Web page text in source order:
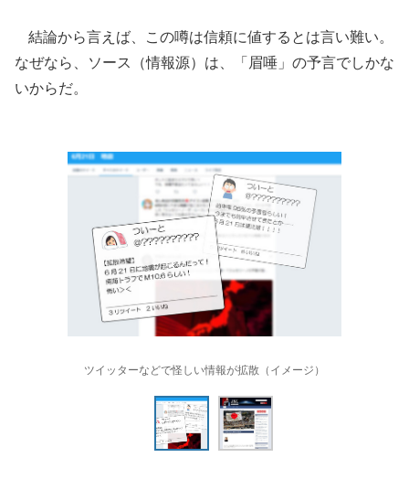
結論から言えば、この噂は信頼に値するとは言い難い。
なぜなら、ソース（情報源）は、「眉唾」の予言でしかな
いからだ。
ツイッターなどで怪しい情報が拡散（イメージ）